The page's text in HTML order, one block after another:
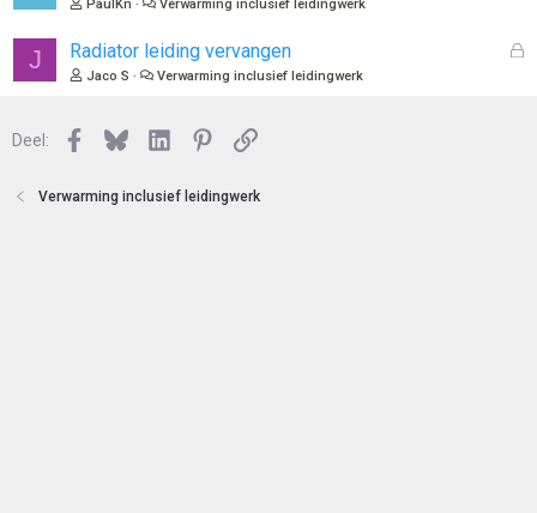
n
PaulKn Verwarming inclusief leidingwerk
J
G
Radiator leiding vervangen
Jaco S Verwarming inclusief leidingwerk
Deel: Facebook
BlueskyLinkedInPinterest
Link
Verwarming inclusief leidingwerk